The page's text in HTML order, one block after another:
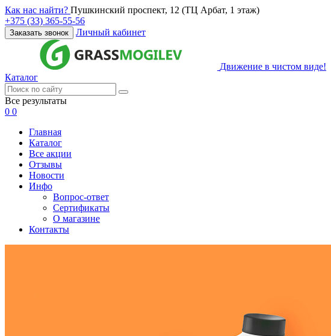
Как нас найти? Пушкинский проспект, 12 (ТЦ Арбат, 1 этаж)
+375 (33) 365-55-56
Заказать звонок Личный кабинет
Движение в чистом виде!
Каталог
Все результаты
0 0
Главная
Каталог
Все акции
Отзывы
Новости
Инфо
Вопрос-ответ
Сертификаты
О магазине
Контакты